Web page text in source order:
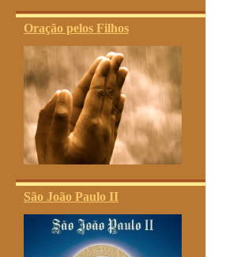
Oração pelos Filhos
São João Paulo II